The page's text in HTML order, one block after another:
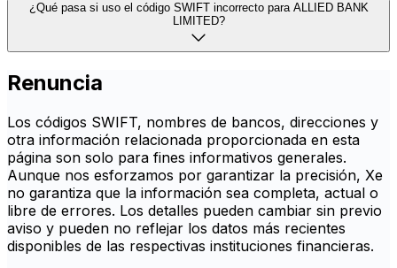
¿Qué pasa si uso el código SWIFT incorrecto para ALLIED BANK
LIMITED?
Renuncia
Los códigos SWIFT, nombres de bancos, direcciones y
otra información relacionada proporcionada en esta
página son solo para fines informativos generales.
Aunque nos esforzamos por garantizar la precisión, Xe
no garantiza que la información sea completa, actual o
libre de errores. Los detalles pueden cambiar sin previo
aviso y pueden no reflejar los datos más recientes
disponibles de las respectivas instituciones financieras.